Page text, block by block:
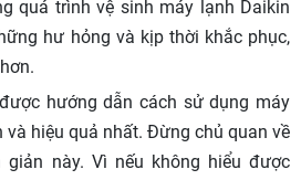
quá trình vệ sinh máy lạnh Daikin
hư hỏng và kịp thời khắc phục,
hướng dẫn cách sử dụng máy
và hiệu quả nhất. Đừng chủ quan về
này. Vì nếu không hiểu được